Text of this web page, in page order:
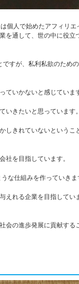
個人で始めたアフィリ
を通して、世の中に役立
すが、私利私欲のため
ていかないと感じていま
いきたいと思っています。
しきれていないというこ
社を目指しています。
な仕組みを作っていきま
えれる企業を目指してい
会の進歩発展に貢献する